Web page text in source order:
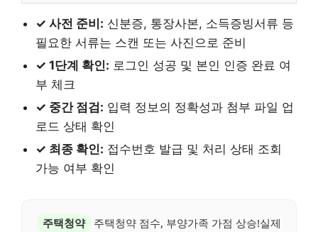
✓ 사전 준비: 신분증, 통장사본, 소득증빙서류 등
필요한 서류는 스캔 또는 사진으로 준비
✓ 1단계 확인: 로그인 성공 및 본인 인증 완료 여
부 체크
✓ 중간 점검: 입력 정보의 정확성과 첨부 파일 업
로드 상태 확인
✓ 최종 확인: 접수번호 발급 및 처리 상태 조회
가능 여부 확인
주택청약
주택청약 점수, 부양가족 가점 상승!실제